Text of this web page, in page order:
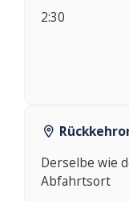
2:30
Derselbe wie
Abfahrtsort